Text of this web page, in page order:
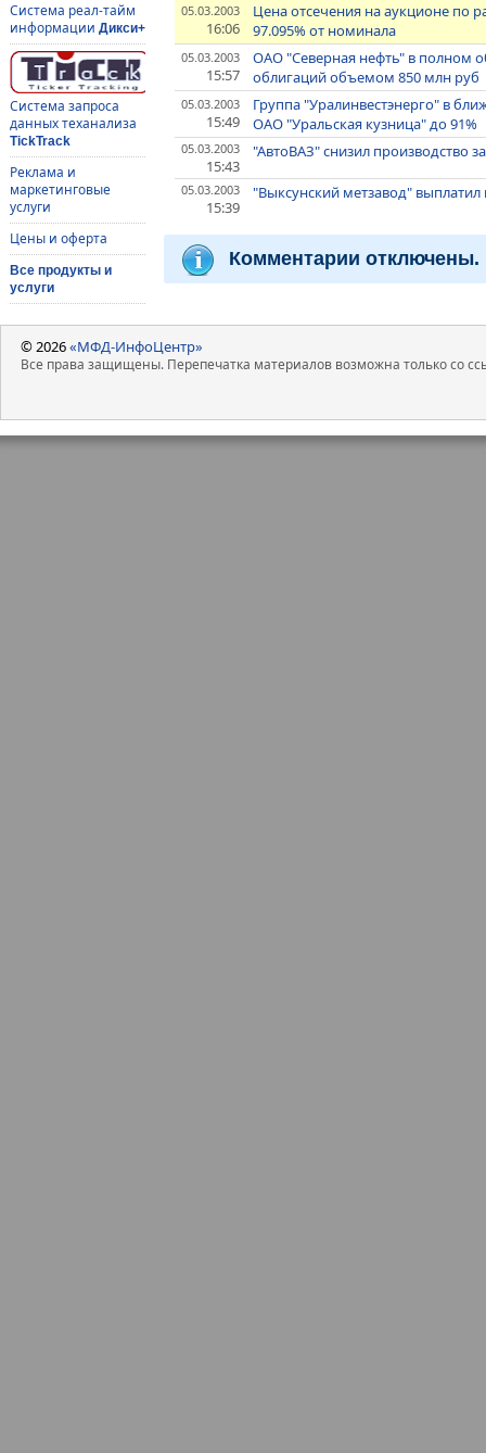
Система реал-тайм
информации Дикси+
Система запроса
данных теханализа
TickTrack
Реклама и
маркетинговые
услуги
Цены и оферта
Все продукты и
услуги
05.03.2003
16:06
Цена отсечения на аукционе по
97.095% от номинала
05.03.2003
15:57
ОАО "Северная нефть" в полном
облигаций объемом 850 млн руб
05.03.2003
15:49
Группа "Уралинвестэнерго" в
ОАО "Уральская кузница" до 91%
05.03.2003
15:43
"АвтоВАЗ" снизил производство
05.03.2003
15:39
"Выксунский метзавод"
Комментарии отключены.
© 2026«МФД-ИнфоЦентр»
Все права защищены. Перепечатка материалов возможна только со